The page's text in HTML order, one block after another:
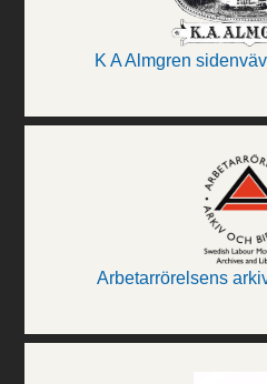
K A Almgren
Arbetarrörelsens